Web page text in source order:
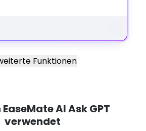
Funktionen
AI Ask GPT
verwendet